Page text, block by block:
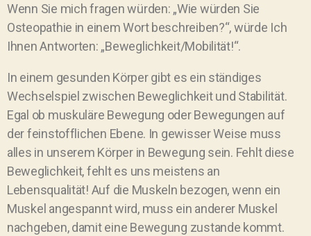
Wenn Sie mich fragen würden: „Wie würden Sie
Osteopathie in einem Wort beschreiben?“, würde Ich
Ihnen Antworten: „Beweglichkeit/Mobilität!“.
In einem gesunden Körper gibt es ein ständiges
Wechselspiel zwischen Beweglichkeit und Stabilität.
Egal ob muskuläre Bewegung oder Bewegungen auf
der feinstofflichen Ebene. In gewisser Weise muss
alles in unserem Körper in Bewegung sein. Fehlt diese
Beweglichkeit, fehlt es uns meistens an
Lebensqualität! Auf die Muskeln bezogen, wenn ein
Muskel angespannt wird, muss ein anderer Muskel
nachgeben, damit eine Bewegung zustande kommt.